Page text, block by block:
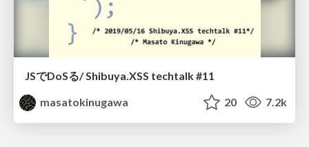
JSでDoSる/ Shibuya.XSS techtalk #11
masatokinugawa
20 7.2k